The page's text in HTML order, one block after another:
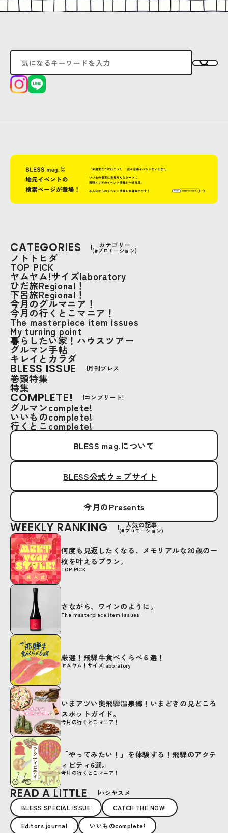
CATEGORIES カテゴリー
(#プロモーション)
ノトトヒダ
TOP PICK
ヤムヤム!サイズlaboratory
ひだ旅Regional！
下呂旅Regional！
今月のグルマニア！
今月の行くとこマニア！
The masterpiece item issues
My turning point
暮らしたい家！ハウスツアー
グルマン手帖
キレイとカラダ
BLESS ISSUE 月刊ブレス
巻頭特集
特集
COMPLETE! コンプリート!
グルマンcomplete!
いいものcomplete!
行くとこcomplete!
BLESS mag.について
BLESS公式ウェブサイト
今月のPresents
WEEKLY RANKING 人気の記事
(#プロモーション)
TOP PICK
何度も見返したくなる、メモリアルな20歳の一
枚を叶えるプラン。
The masterpiece item issues
さながら、ワインのように。
ヤムヤム！サイズlaboratory
厳選！飛騨牛食べくらべ６選！
今月の行くとこマニア！
いまアツい奥飛騨温泉郷！いまどきの見どころ
スポットガイド。
今月の行くとこマニア！
「やってみたい！」を体験する！飛騨のアクテ
ィビティ6選。
READ A LITTLE
ハシヤスメ
BLESS SPECIAL ISSUE
CATCH THE NOW!
Editors journal いいものcomplete!